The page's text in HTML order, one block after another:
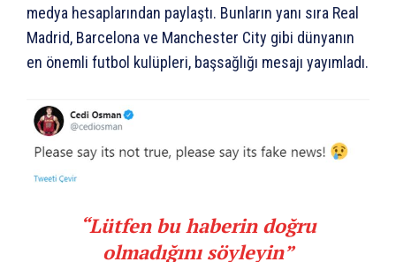
medya hesaplarından paylaştı. Bunların yanı sıra Real
Madrid, Barcelona ve Manchester City gibi dünyanın
en önemli futbol kulüpleri, başsağlığı mesajı yayımladı.
“Lütfen bu haberin doğru
olmadığını söyleyin”